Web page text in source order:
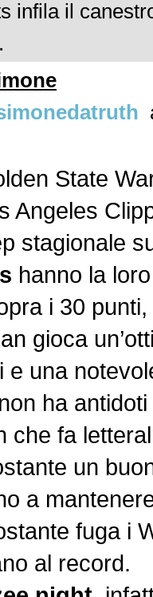
infila il
State
Angeles
stagionale
hanno la
i 30 punti,
gioca
e una
ha
che fa
un
a
fuga i
al record.